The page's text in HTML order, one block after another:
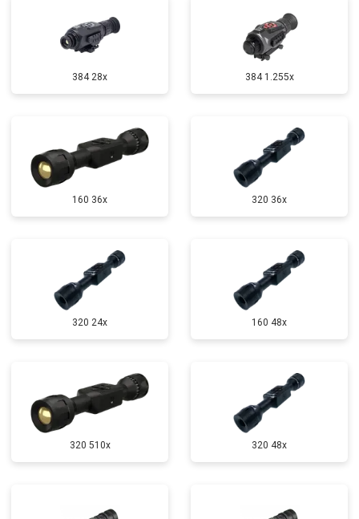
384 28x 384 1.255х
160 36x 320 36x
320 24x 160 48x
320 510x 320 48x